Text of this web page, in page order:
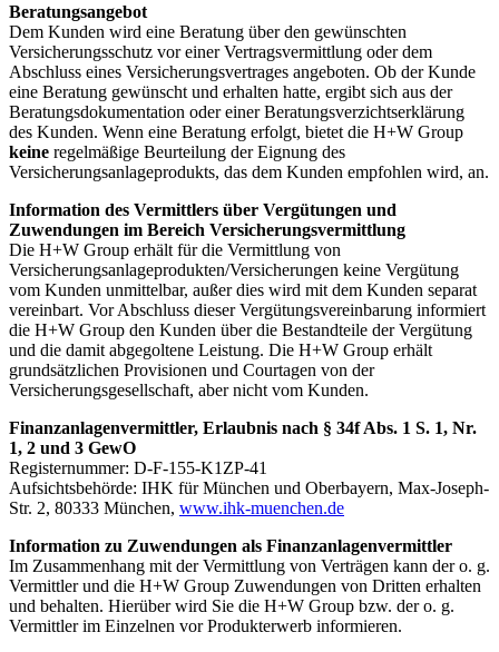
Beratungsangebot
Dem Kunden wird eine Beratung über den gewünschten
Versicherungsschutz vor einer Vertragsvermittlung oder dem
Abschluss eines Versicherungsvertrages angeboten. Ob der Kunde
eine Beratung gewünscht und erhalten hatte, ergibt sich aus der
Beratungsdokumentation oder einer Beratungsverzichtserklärung
des Kunden. Wenn eine Beratung erfolgt, bietet die H+W Group
keine regelmäßige Beurteilung der Eignung des
Versicherungsanlageprodukts, das dem Kunden empfohlen wird, an.
Information des Vermittlers über Vergütungen und
Zuwendungen im Bereich Versicherungsvermittlung
Die H+W Group erhält für die Vermittlung von
Versicherungsanlageprodukten/Versicherungen keine Vergütung
vom Kunden unmittelbar, außer dies wird mit dem Kunden separat
vereinbart. Vor Abschluss dieser Vergütungsvereinbarung informiert
die H+W Group den Kunden über die Bestandteile der Vergütung
und die damit abgegoltene Leistung. Die H+W Group erhält
grundsätzlichen Provisionen und Courtagen von der
Versicherungsgesellschaft, aber nicht vom Kunden.
Finanzanlagenvermittler, Erlaubnis nach § 34f Abs. 1 S. 1, Nr.
1, 2 und 3 GewO
Registernummer: D-F-155-K1ZP-41
Aufsichtsbehörde: IHK für München und Oberbayern, Max-Joseph-
Str. 2, 80333 München, www.ihk-muenchen.de
Information zu Zuwendungen als Finanzanlagenvermittler
Im Zusammenhang mit der Vermittlung von Verträgen kann der o. g.
Vermittler und die H+W Group Zuwendungen von Dritten erhalten
und behalten. Hierüber wird Sie die H+W Group bzw. der o. g.
Vermittler im Einzelnen vor Produkterwerb informieren.